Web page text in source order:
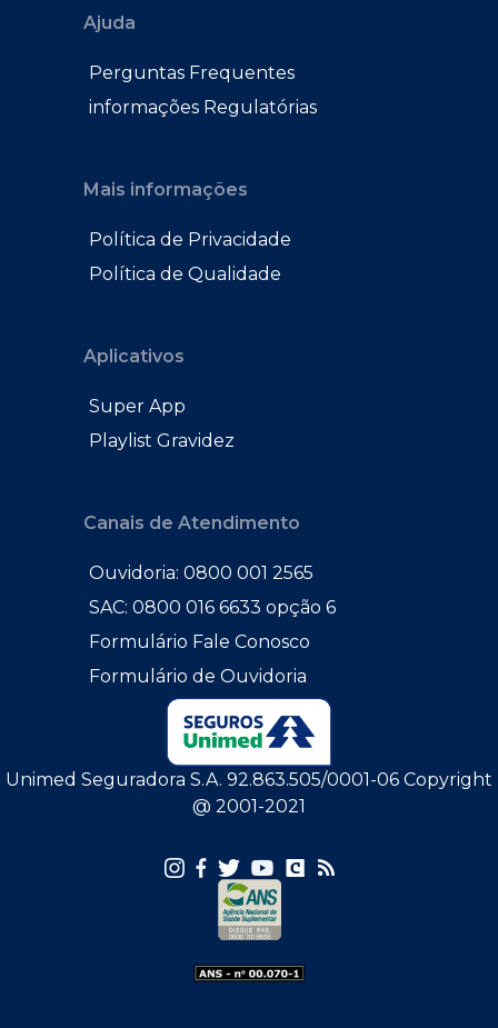
Ajuda
Perguntas Frequentes
informações Regulatórias
Mais informações
Política de Privacidade
Política de Qualidade
Aplicativos
Super App
Playlist Gravidez
Canais de Atendimento
Ouvidoria: 0800 001 2565
SAC: 0800 016 6633 opção 6
Formulário Fale Conosco
Formulário de Ouvidoria
Unimed Seguradora S.A. 92.863.505/0001-06 Copyright
@ 2001-2021